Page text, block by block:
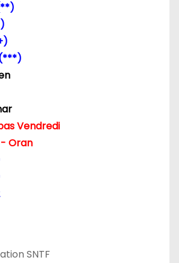
Vendredi
Oran
SNTF